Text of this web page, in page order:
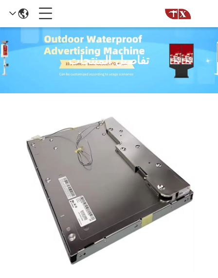
تفاصيل المنتجات